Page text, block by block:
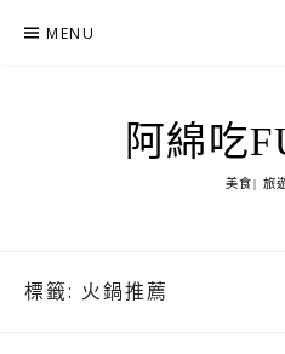
MENU
阿綿吃
美食| 旅
標籤: 火鍋推薦